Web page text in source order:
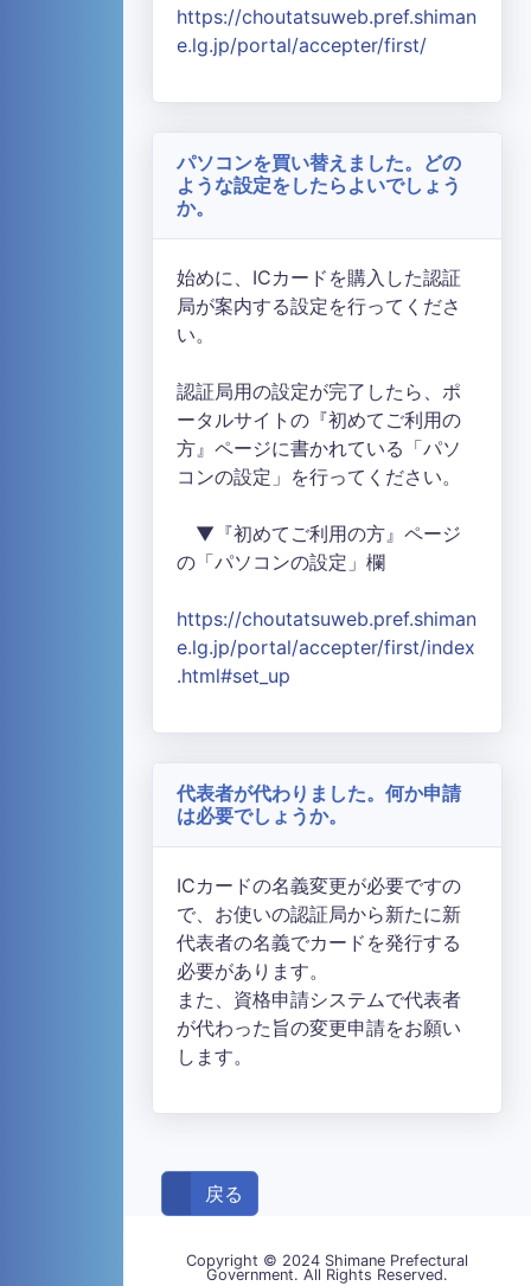
https://choutatsuweb.pref.shiman
e.lg.jp/portal/accepter/first/
パソコンを買い替えました。どの
ような設定をしたらよいでしょう
か。
始めに、ICカードを購入した認証
局が案内する設定を行ってくださ
い。
認証局用の設定が完了したら、ポ
ータルサイトの『初めてご利用の
方』ページに書かれている「パソ
コンの設定」を行ってください。
▼『初めてご利用の方』ページ
の「パソコンの設定」欄
https://choutatsuweb.pref.shiman
e.lg.jp/portal/accepter/first/index
.html#set_up
代表者が代わりました。何か申請
は必要でしょうか。
ICカードの名義変更が必要ですの
で、お使いの認証局から新たに新
代表者の名義でカードを発行する
必要があります。
また、資格申請システムで代表者
が代わった旨の変更申請をお願い
します。
戻る
Copyright © 2024 Shimane Prefectural
Government. All Rights Reserved.